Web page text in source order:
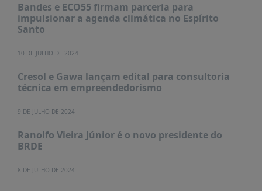
SABER
+
Bandes e ECO55 firmam parceria para
impulsionar a agenda climática no Espírito
Santo
10 DE JULHO DE 2024
Cresol e Gawa lançam edital para consultoria
técnica em empreendedorismo
9 DE JULHO DE 2024
Ranolfo Vieira Júnior é o novo presidente do
BRDE
8 DE JULHO DE 2024